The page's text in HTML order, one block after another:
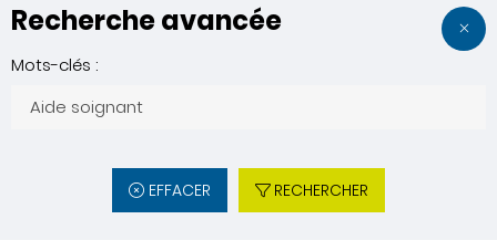
Recherche avancée
Mots-clés :
EFFACER RECHERCHER